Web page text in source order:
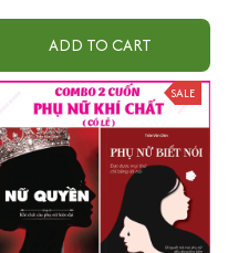
ADD TO CART
SALE